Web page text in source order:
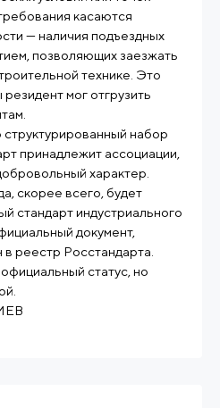
касаются
— наличия подъездных
позволяющих заезжать
технике. Это
мог отгрузить
структурированный набор
принадлежит ассоциации,
характер.
скорее всего, будет
стандарт индустриального
документ,
реестр Росстандарта.
статус, но